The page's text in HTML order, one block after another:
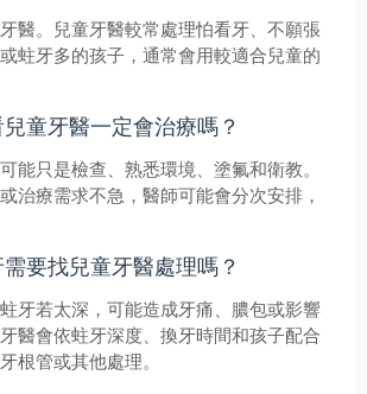
醫。兒童牙醫較常處理怕看牙、不願張
蛀牙多的孩子，通常會用較適合兒童的
童牙醫一定會治療嗎？
能只是檢查、熟悉環境、塗氟和衛教。
治療需求不急，醫師可能會分次安排，
要找兒童牙醫處理嗎？
牙若太深，可能造成牙痛、膿包或影響
醫會依蛀牙深度、換牙時間和孩子配合
根管或其他處理。